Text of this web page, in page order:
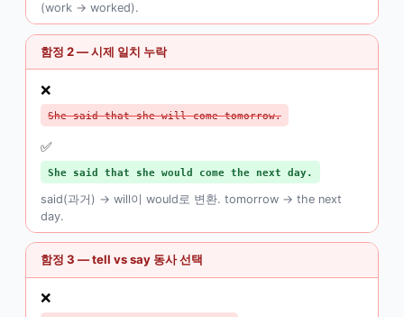
(work → worked).
함정 2 — 시제 일치 누락
❌
She said that she will come tomorrow.
✅
She said that she would come the next day.
said(과거) → will이 would로 변환. tomorrow → the next
day.
함정 3 — tell vs say 동사 선택
❌